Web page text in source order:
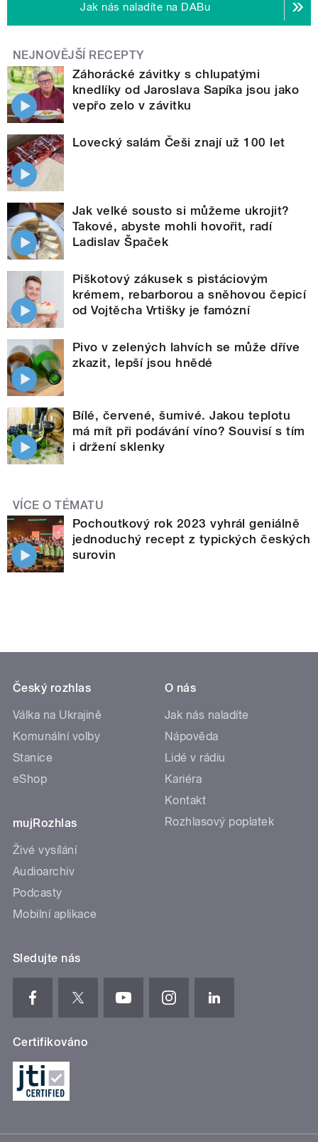
Jak nás naladíte na DABu
NEJNOVĚJŠÍ RECEPTY
Záhorácké závitky s chlupatými
knedlíky od Jaroslava Sapíka jsou jako
vepřo zelo v závitku
Lovecký salám Češi znají už 100 let
Jak velké sousto si můžeme ukrojit?
Takové, abyste mohli hovořit, radí
Ladislav Špaček
Piškotový zákusek s pistáciovým
krémem, rebarborou a sněhovou čepicí
od Vojtěcha Vrtišky je famózní
Pivo v zelených lahvích se může dříve
zkazit, lepší jsou hnědé
Bílé, červené, šumivé. Jakou teplotu
má mít při podávání víno? Souvisí s tím
i držení sklenky
VÍCE O TÉMATU
Pochoutkový rok 2023 vyhrál geniálně
jednoduchý recept z typických českých
surovin
Český rozhlas
Válka na Ukrajině
Komunální volby
Stanice
eShop
mujRozhlas
Živé vysílání
Audioarchiv
Podcasty
Mobilní aplikace
O nás
Jak nás naladíte
Nápověda
Lidé v rádiu
Kariéra
Kontakt
Rozhlasový poplatek
Sledujte nás
Certifikováno